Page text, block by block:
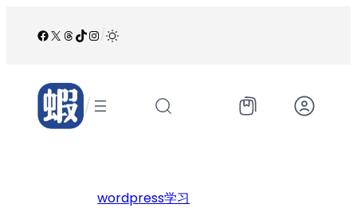
Facebook
X Threads
TikTok
Instagram
/
/
wordpress学习